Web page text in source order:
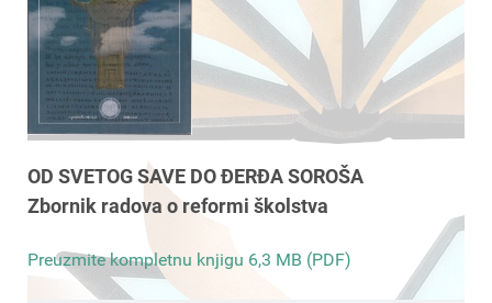
OD SVETOG SAVE DO ĐERĐA SOROŠA
Zbornik radova o reformi školstva
Preuzmite kompletnu knjigu 6,3 MB (PDF)